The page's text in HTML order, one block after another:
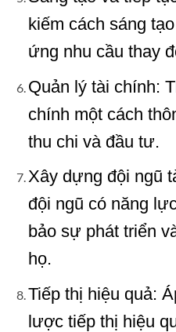
kiếm cách sáng
ứng nhu cầu thay
Quản lý tài chính:
chính một cách
thu chi và đầu tư.
Xây dựng đội ngũ
đội ngũ có năng
bảo sự phát triển
họ.
Tiếp thị hiệu quả:
lược tiếp thị hiệu